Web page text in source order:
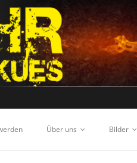
Über uns Bilder